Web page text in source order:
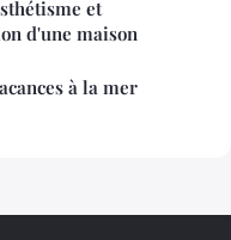
et
d'une maison
à la mer